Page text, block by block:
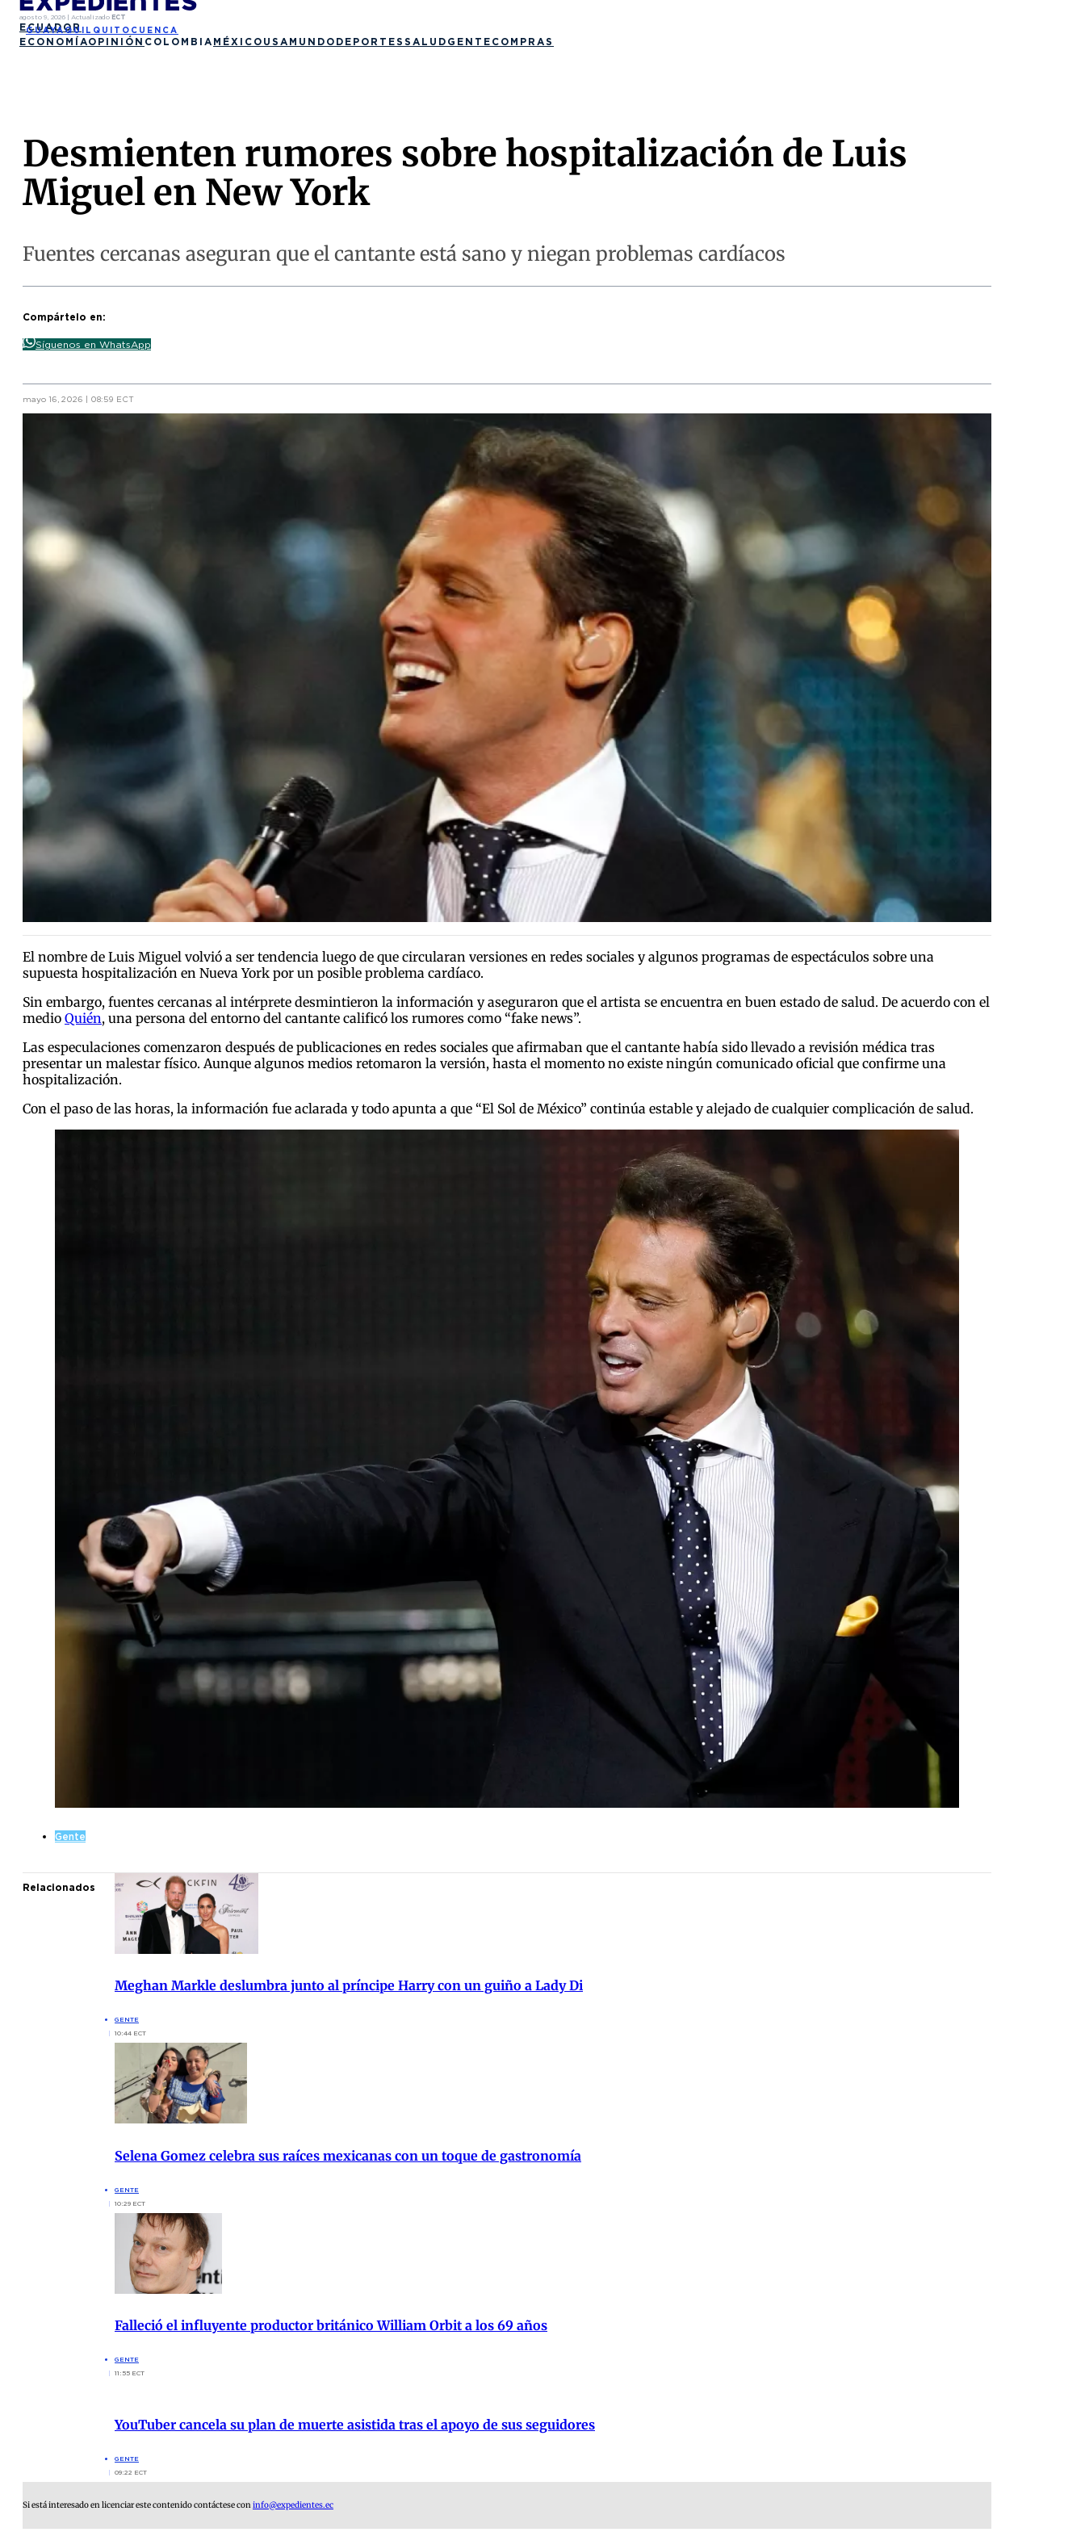
agosto 9, 2026 | Actualizado ECT
ECUADOR
GUAYAQUIL QUITO CUENCA
ECONOMÍAOPINIÓN COLOMBIA MÉXICO USA MUNDO DEPORTES SALUD GENTE COMPRAS
Desmienten rumores sobre hospitalización de Luis
Miguel en New York
Fuentes cercanas aseguran que el cantante está sano y niegan problemas cardíacos
Compártelo en:
Síguenos en WhatsApp
mayo 16, 2026 | 08:59 ECT
El nombre de Luis Miguel volvió a ser tendencia luego de que circularan versiones en redes sociales y algunos programas de espectáculos sobre una
supuesta hospitalización en Nueva York por un posible problema cardíaco.
Sin embargo, fuentes cercanas al intérprete desmintieron la información y aseguraron que el artista se encuentra en buen estado de salud. De acuerdo con el
medio Quién, una persona del entorno del cantante calificó los rumores como “fake news”.
Las especulaciones comenzaron después de publicaciones en redes sociales que afirmaban que el cantante había sido llevado a revisión médica tras
presentar un malestar físico. Aunque algunos medios retomaron la versión, hasta el momento no existe ningún comunicado oficial que confirme una
hospitalización.
Con el paso de las horas, la información fue aclarada y todo apunta a que “El Sol de México” continúa estable y alejado de cualquier complicación de salud.
Gente
Relacionados
Meghan Markle deslumbra junto al príncipe Harry con un guiño a Lady Di
GENTE
10:44 ECT
Selena Gomez celebra sus raíces mexicanas con un toque de gastronomía
GENTE
10:29 ECT
Falleció el influyente productor británico William Orbit a los 69 años
GENTE
11:55 ECT
YouTuber cancela su plan de muerte asistida tras el apoyo de sus seguidores
GENTE
09:22 ECT
Si está interesado en licenciar este contenido contáctese coninfo@expedientes.ec